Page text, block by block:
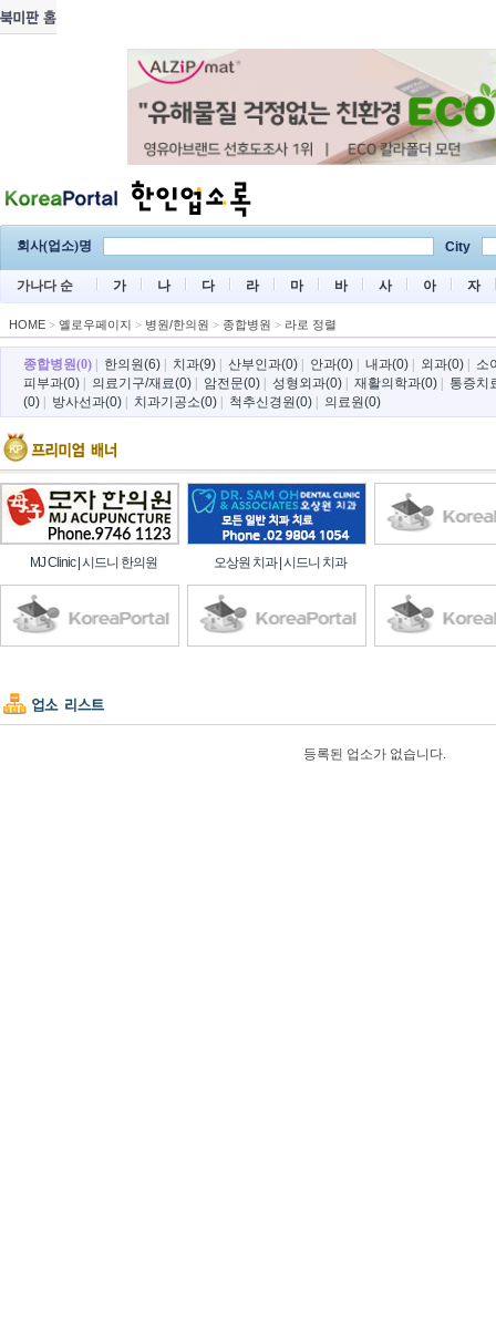
회사(업소)명 City
가나다 순 가 나 다 라 마 바 사 아 자
HOME > 옐로우페이지 > 병원/한의원 > 종합병원 > 라로 정렬
종합병원(0) 한의원(6) 치과(9) 산부인과(0) 안과(0) 내과(0) 외과(0)
소
피부과(0)
의료기구/재료(0) 암전문(0) 성형외과(0) 재활의학과(0)
통증치
(0)
방사선과(0) 치과기공소(0) 척추신경원(0) 의료원(0)
MJ Clinic | 시드니 한의원 오상원 치과 | 시드니 치과
등록된 업소가 없습니다.